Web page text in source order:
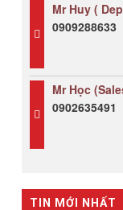
Mr Huy (
0909288633
Mr Học
0902635491
TIN MỚI NHẤT